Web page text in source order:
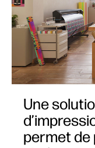
Une
permet de